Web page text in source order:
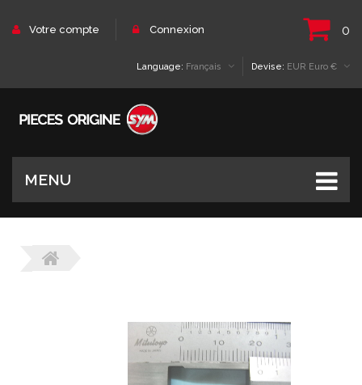
Votre compte Connexion 0
Devise: EUR Euro €
Language: Français
MENU